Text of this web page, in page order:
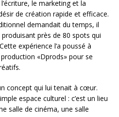
le marketing et la
de création rapide et efficace.
demandait du temps, il
près de 80 spots qui
expérience l’a poussé à
«Dprods» pour se
concept qui lui tenait à cœur.
espace culturel : c’est un lieu
salle de cinéma, une salle